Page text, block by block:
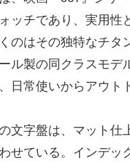
ッチであり、実用
のはその独特なチ
ル製の同クラスモデ
日常使いからアウト
文字盤は、マット
せている。インデ